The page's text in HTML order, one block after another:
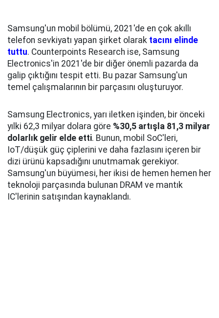
Samsung'un mobil bölümü, 2021'de en çok akıllı
telefon sevkiyatı yapan şirket olarak tacını elinde
tuttu. Counterpoints Research ise, Samsung
Electronics'in 2021'de bir diğer önemli pazarda da
galip çıktığını tespit etti. Bu pazar Samsung'un
temel çalışmalarının bir parçasını oluşturuyor.
Samsung Electronics, yarı iletken işinden, bir önceki
yılki 62,3 milyar dolara göre %30,5 artışla 81,3 milyar
dolarlık gelir elde etti. Bunun, mobil SoC'leri,
IoT/düşük güç çiplerini ve daha fazlasını içeren bir
dizi ürünü kapsadığını unutmamak gerekiyor.
Samsung'un büyümesi, her ikisi de hemen hemen her
teknoloji parçasında bulunan DRAM ve mantık
IC'lerinin satışından kaynaklandı.